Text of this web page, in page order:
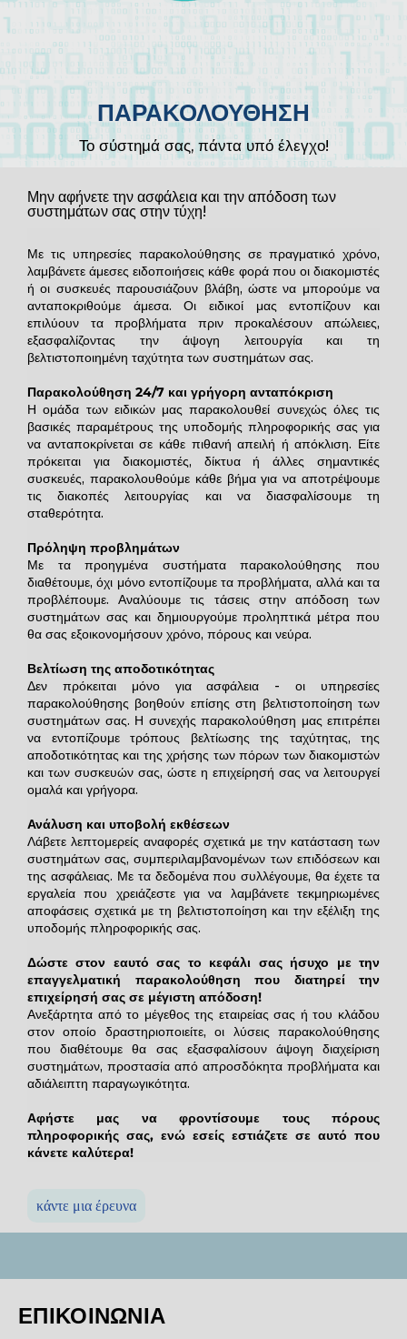
ΠΑΡΑΚΟΛΟΥΘΗΣΗ
Το σύστημά σας, πάντα υπό έλεγχο!
Μην αφήνετε την ασφάλεια και την απόδοση των
συστημάτων σας στην τύχη!
Με τις υπηρεσίες παρακολούθησης σε πραγματικό χρόνο,
λαμβάνετε άμεσες ειδοποιήσεις κάθε φορά που οι διακομιστές
ή οι συσκευές παρουσιάζουν βλάβη, ώστε να μπορούμε να
ανταποκριθούμε άμεσα. Οι ειδικοί μας εντοπίζουν και
επιλύουν τα προβλήματα πριν προκαλέσουν απώλειες,
εξασφαλίζοντας την άψογη λειτουργία και τη
βελτιστοποιημένη ταχύτητα των συστημάτων σας.
Παρακολούθηση 24/7 και γρήγορη ανταπόκριση
Η ομάδα των ειδικών μας παρακολουθεί συνεχώς όλες τις
βασικές παραμέτρους της υποδομής πληροφορικής σας για
να ανταποκρίνεται σε κάθε πιθανή απειλή ή απόκλιση. Είτε
πρόκειται για διακομιστές, δίκτυα ή άλλες σημαντικές
συσκευές, παρακολουθούμε κάθε βήμα για να αποτρέψουμε
τις διακοπές λειτουργίας και να διασφαλίσουμε τη
σταθερότητα.
Πρόληψη προβλημάτων
Με τα προηγμένα συστήματα παρακολούθησης που
διαθέτουμε, όχι μόνο εντοπίζουμε τα προβλήματα, αλλά και τα
προβλέπουμε. Αναλύουμε τις τάσεις στην απόδοση των
συστημάτων σας και δημιουργούμε προληπτικά μέτρα που
θα σας εξοικονομήσουν χρόνο, πόρους και νεύρα.
Βελτίωση της αποδοτικότητας
Δεν πρόκειται μόνο για ασφάλεια - οι υπηρεσίες
παρακολούθησης βοηθούν επίσης στη βελτιστοποίηση των
συστημάτων σας. Η συνεχής παρακολούθηση μας επιτρέπει
να εντοπίζουμε τρόπους βελτίωσης της ταχύτητας, της
αποδοτικότητας και της χρήσης των πόρων των διακομιστών
και των συσκευών σας, ώστε η επιχείρησή σας να λειτουργεί
ομαλά και γρήγορα.
Ανάλυση και υποβολή εκθέσεων
Λάβετε λεπτομερείς αναφορές σχετικά με την κατάσταση των
συστημάτων σας, συμπεριλαμβανομένων των επιδόσεων και
της ασφάλειας. Με τα δεδομένα που συλλέγουμε, θα έχετε τα
εργαλεία που χρειάζεστε για να λαμβάνετε τεκμηριωμένες
αποφάσεις σχετικά με τη βελτιστοποίηση και την εξέλιξη της
υποδομής πληροφορικής σας.
Δώστε στον εαυτό σας το κεφάλι σας ήσυχο με την
επαγγελματική παρακολούθηση που διατηρεί την
επιχείρησή σας σε μέγιστη απόδοση!
Ανεξάρτητα από το μέγεθος της εταιρείας σας ή του κλάδου
στον οποίο δραστηριοποιείτε, οι λύσεις παρακολούθησης
που διαθέτουμε θα σας εξασφαλίσουν άψογη διαχείριση
συστημάτων, προστασία από απροσδόκητα προβλήματα και
αδιάλειπτη παραγωγικότητα.
Αφήστε μας να φροντίσουμε τους πόρους
πληροφορικής σας, ενώ εσείς εστιάζετε σε αυτό που
κάνετε καλύτερα!
κάντε μια έρευνα
ΕΠΙΚΟΙΝΩΝΊΑ